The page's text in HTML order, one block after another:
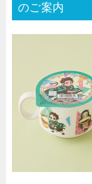
のご案内